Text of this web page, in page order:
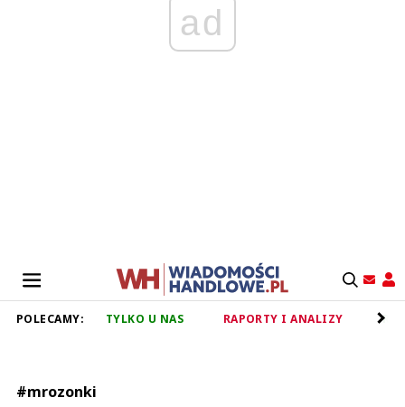
ad
POLECAMY: TYLKO U NAS RAPORTY I ANALIZY
#mrozonki